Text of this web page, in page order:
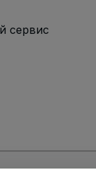
сервис